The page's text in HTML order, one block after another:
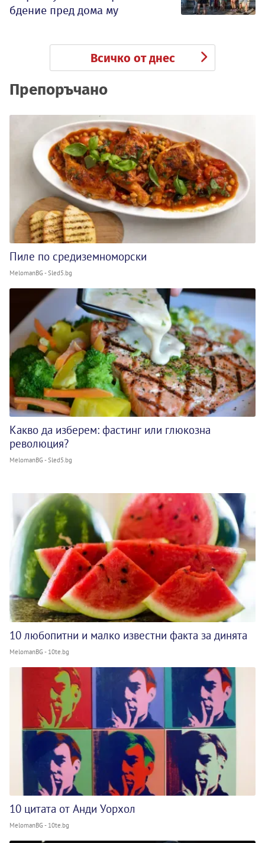
бдение пред дома му
Всичко от днес
Препоръчано
Пиле по средиземноморски
MelomanBG - Sled5.bg
Какво да изберем: фастинг или глюкозна
революция?
MelomanBG - Sled5.bg
10 любопитни и малко известни факта за динята
MelomanBG - 10te.bg
10 цитата от Анди Уорхол
MelomanBG - 10te.bg